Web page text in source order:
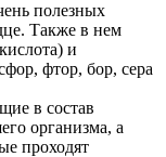
полезных
Также в нем
и
фтор, бор, сера
в состав
организма, а
проходят